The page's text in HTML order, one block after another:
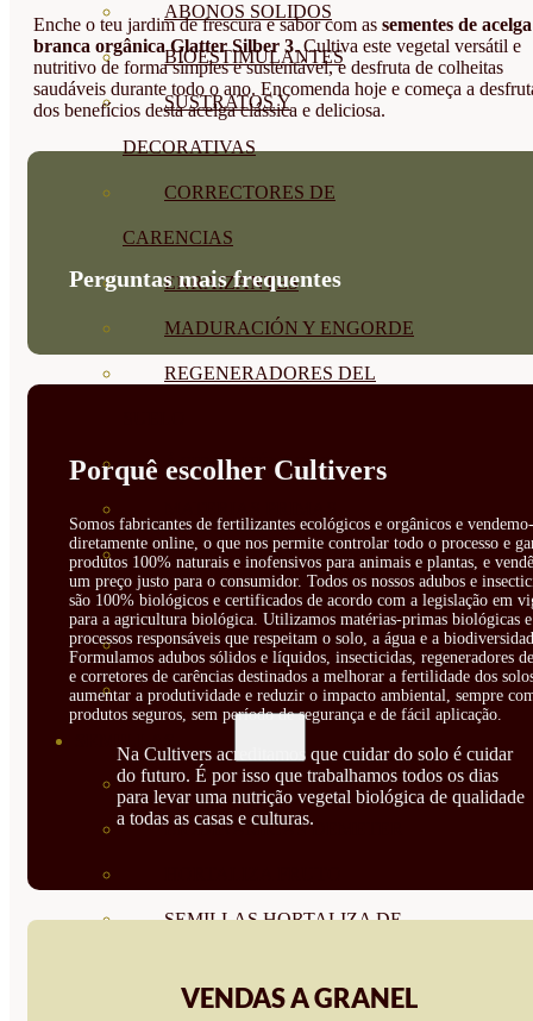
ABONOS SOLIDOS
BIOESTIMULANTES
SUSTRATOS Y
DECORATIVAS
CORRECTORES DE
CARENCIAS
ENRAIZANTES
MADURACIÓN Y ENGORDE
REGENERADORES DEL
ÁCIDOS HÚMICOS
PROTECCIÓN CULTIVOS Y
PLANTAS
PLANTAS INTERIOR
GROWPUNCH
VER TODAS
BIODINÁMICAS DEMETER
SEMILLAS HORTALIZA DE
SEMILLAS AROMÁTICAS
Enche o teu jardim de frescura e sabor com as sementes de acelga
branca orgânica Glatter Silber 3. Cultiva este vegetal versátil e
nutritivo de forma simples e sustentável, e desfruta de colheitas
saudáveis durante todo o ano. Encomenda hoje e começa a
dos benefícios desta acelga clássica e deliciosa.
Perguntas mais frequentes
Porquê escolher Cultivers
Somos fabricantes de fertilizantes ecológicos e orgânicos e
diretamente online, o que nos permite controlar todo o processo e
produtos 100% naturais e inofensivos para animais e plantas, e
um preço justo para o consumidor. Todos os nossos adubos e
são 100% biológicos e certificados de acordo com a legislação em
para a agricultura biológica. Utilizamos matérias-primas biológicas e
processos responsáveis que respeitam o solo, a água e a
Formulamos adubos sólidos e líquidos, insecticidas, regeneradores
e corretores de carências destinados a melhorar a fertilidade dos
aumentar a produtividade e reduzir o impacto ambiental, sempre
produtos seguros, sem período de segurança e de fácil aplicação.
Na Cultivers acreditamos que cuidar do solo é cuidar
do futuro. É por isso que trabalhamos todos os dias
para levar uma nutrição vegetal biológica de qualidade
a todas as casas e culturas.
VENDAS A GRANEL